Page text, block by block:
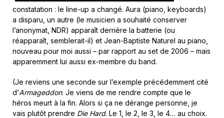
constatation : le line-up a changé. Aura (piano, keyboards)
a disparu, un autre (le musicien a souhaité conserver
l’anonymat, NDR) apparaît derrière la batterie (ou
réapparaît, semblerait-il) et Jean-Baptiste Naturel au piano,
nouveau pour moi aussi – par rapport au set de 2006 – mais
apparemment lui aussi ex-membre du band.
(Je reviens une seconde sur l’exemple précédemment cité
d’Armageddon. Je viens de me rendre compte que le
héros meurt à la fin. Alors si ça ne dérange personne, je
vais plutôt prendre Die Hard. Le 1, le 2, le 3, le 4… au choix.